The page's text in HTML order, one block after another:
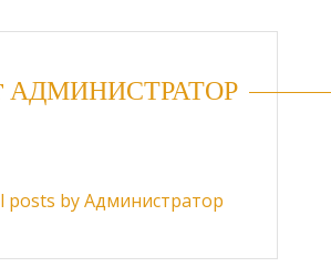
АДМИНИСТРАТОР
posts by Администратор